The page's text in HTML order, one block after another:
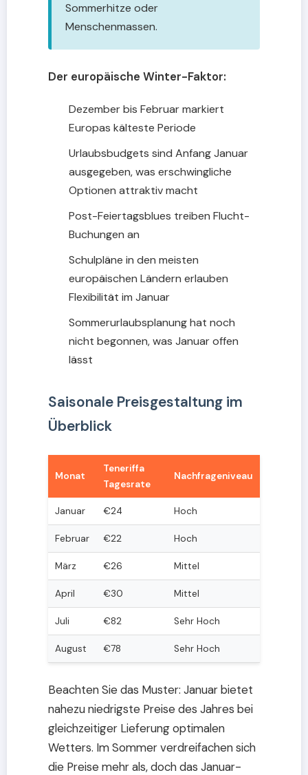
Sommerhitze oder
Menschenmassen.
Der europäische Winter-Faktor:
Dezember bis Februar markiert
Europas kälteste Periode
Urlaubsbudgets sind Anfang Januar
ausgegeben, was erschwingliche
Optionen attraktiv macht
Post-Feiertagsblues treiben Flucht-
Buchungen an
Schulpläne in den meisten
europäischen Ländern erlauben
Flexibilität im Januar
Sommerurlaubsplanung hat noch
nicht begonnen, was Januar offen
lässt
Saisonale Preisgestaltung im
Überblick
Monat
Teneriffa
Tagesrate
Nachfrageniveau
Januar €24 Hoch
Februar €22 Hoch
März €26 Mittel
April €30 Mittel
Juli €82 Sehr Hoch
August €78 Sehr Hoch
Beachten Sie das Muster: Januar bietet
nahezu niedrigste Preise des Jahres bei
gleichzeitiger Lieferung optimalen
Wetters. Im Sommer verdreifachen sich
die Preise mehr als, doch das Januar-